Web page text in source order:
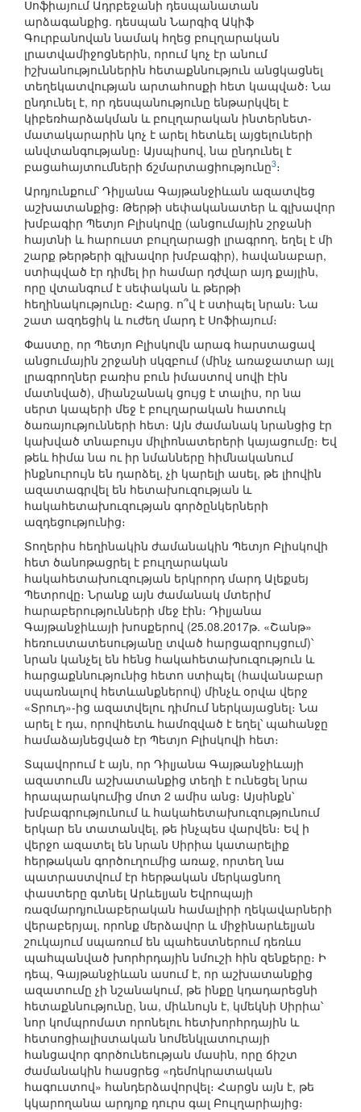
Սոֆիայում Ադրբեջանի դեսպանատան
արձագանքից. դեսպան Նարգիզ Ակիֆ
Գուրբանովան նամակ հղեց բուլղարական
լրատվամիջոցներին, որում կոչ էր անում
իշխանություններին հետաքննություն անցկացնել
տեղեկատվության արտահոսքի հետ կապված։ Նա
ընդունել է, որ դեսպանությունը ենթարկվել է
կիբեռհարձակման և բուլղարական ինտերնետ-
մատակարարին կոչ է արել հետևել այցելուների
անվտանգությանը։ Այսպիսով, նա ընդունել է
բացահայտումների ճշմարտացիությունը3։
Արդյունքում՝ Դիլյանա Գայթանջիևան ազատվեց
աշխատանքից։ Թերթի սեփականատեր և գլխավոր
խմբագիր Պետյո Բլիսկովը (անցումային շրջանի
հայտնի և հարուստ բուլղարացի լրագրող, եղել է մի
շարք թերթերի գլխավոր խմբագիր), հավանաբար,
ստիպված էր դիմել իր համար դժվար այդ քայլին,
որը վտանգում է սեփական և թերթի
հեղինակությունը։ Հարց. ո՞վ է ստիպել նրան։ Նա
շատ ազդեցիկ և ուժեղ մարդ է Սոֆիայում։
Փաստը, որ Պետյո Բլիսկովն արագ հարստացավ
անցումային շրջանի սկզբում (մինչ առաջատար այլ
լրագրողներ բառիս բուն իմաստով սովի էին
մատնված), միանշանակ ցույց է տալիս, որ նա
սերտ կապերի մեջ է բուլղարական հատուկ
ծառայությունների հետ։ Այն ժամանակ նրանցից էր
կախված տնաբույս միլիոնատերերի կայացումը։ Եվ
թեև հիմա նա ու իր նմանները հիմնականում
ինքնուրույն են դարձել, չի կարելի ասել, թե լիովին
ազատագրվել են հետախուզության և
հակահետախուզության գործընկերների
ազդեցությունից։
Տողերիս հեղինակին ժամանակին Պետյո Բլիսկովի
հետ ծանոթացրել է բուլղարական
հակահետախուզության երկրորդ մարդ Ալեքսեյ
Պետրովը։ Նրանք այն ժամանակ մտերիմ
հարաբերությունների մեջ էին։ Դիլյանա
Գայթանջիևայի խոսքերով (25.08.2017թ. «Շանթ»
հեռուստատեսությանը տված հարցազրույցում)՝
նրան կանչել են հենց հակահետախուզություն և
հարցաքննությունից հետո ստիպել (հավանաբար
սպառնալով հետևանքներով) մինչև օրվա վերջ
«Տրուդ»-ից ազատվելու դիմում ներկայացնել։ Նա
արել է դա, որովհետև համոզված է եղել՝ պահանջը
համաձայնեցված էր Պետյո Բլիսկովի հետ։
Տպավորում է այն, որ Դիլյանա Գայթանջիևայի
ազատումն աշխատանքից տեղի է ունեցել նրա
հրապարակումից մոտ 2 ամիս անց։ Այսինքն՝
խմբագրությունում և հակահետախուզությունում
երկար են տատանվել, թե ինչպես վարվեն։ Եվ ի
վերջո ազատել են նրան Սիրիա կատարելիք
հերթական գործուղումից առաջ, որտեղ նա
պատրաստվում էր հերթական մերկացնող
փաստերը գտնել Արևելյան Եվրոպայի
ռազմարդյունաբերական համալիրի ղեկավարների
վերաբերյալ, որոնք մերձավոր և միջինարևելյան
շուկայում սպառում են պահեստներում դեռևս
պահպանված խորհրդային նմուշի հին զենքերը։ Ի
դեպ, Գայթանջիևան ասում է, որ աշխատանքից
ազատումը չի նշանակում, թե ինքը կդադարեցնի
հետաքննությունը, նա, միևնույն է, կմեկնի Սիրիա՝
նոր կոմպրոմատ որոնելու հետխորհրդային և
հետսոցիալիստական նոմենկլատուրայի
հանցավոր գործունեության մասին, որը ճիշտ
ժամանակին հասցրեց «դեմոկրատական
հագուստով» հանդերձավորվել։ Հարցն այն է, թե
կկարողանա արդյոք դուրս գալ Բուլղարիայից։